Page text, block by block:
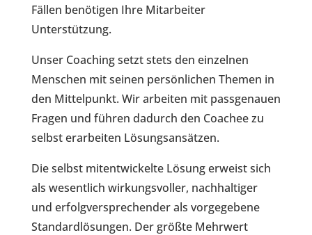
Fällen benötigen Ihre Mitarbeiter
Unterstützung.
Unser Coaching setzt stets den einzelnen
Menschen mit seinen persönlichen Themen in
den Mittelpunkt. Wir arbeiten mit passgenauen
Fragen und führen dadurch den Coachee zu
selbst erarbeiten Lösungsansätzen.
Die selbst mitentwickelte Lösung erweist sich
als wesentlich wirkungsvoller, nachhaltiger
und erfolgversprechender als vorgegebene
Standardlösungen. Der größte Mehrwert